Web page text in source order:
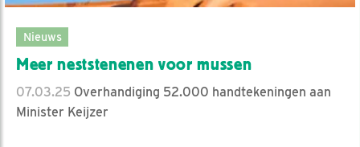
Nieuws
Meer neststenenen voor mussen
07.03.25 Overhandiging 52.000 handtekeningen aan
Minister Keijzer